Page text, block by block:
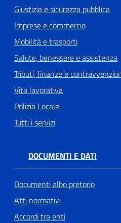
Giustizia e sicurezza pubblica
Imprese e commercio
Mobilità e trasporti
Salute, benessere e assistenza
Tributi, finanze e
Vita lavorativa
Polizia Locale
Tutti i servizi
DOCUMENTI E DATI
Documenti albo pretorio
Atti normativi
Accordi tra enti